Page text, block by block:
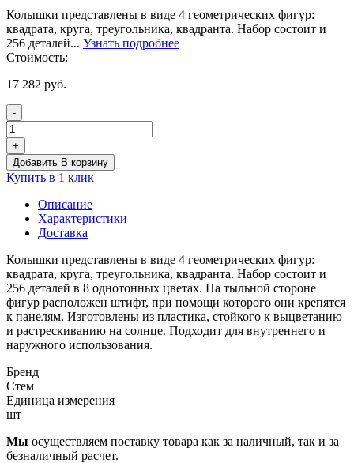
Колышки представлены в виде 4 геометрических фигур:
квадрата, круга, треугольника, квадранта. Набор состоит и
256 деталей... Узнать подробнее
Стоимость:
17 282 руб.
-
Количество
товара
Стена
Геометрические
колышки,
цветов)
набор
1
+
Добавить В корзину
Купить в 1 клик
Описание
Характеристики
Доставка
Колышки представлены в виде 4 геометрических фигур:
квадрата, круга, треугольника, квадранта. Набор состоит и
256 деталей в 8 однотонных цветах. На тыльной стороне
фигур расположен штифт, при помощи которого они крепятся
к панелям. Изготовлены из пластика, стойкого к выцветанию
и растрескиванию на солнце. Подходит для внутреннего и
наружного использования.
Бренд
Стем
Единица измерения
шт
Мы осуществляем поставку товара как за наличный, так и за
безналичный расчет.